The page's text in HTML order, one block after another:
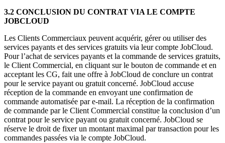
3.2 CONCLUSION DU CONTRAT VIA LE COMPTE
JOBCLOUD
Les Clients Commerciaux peuvent acquérir, gérer ou utiliser des
services payants et des services gratuits via leur compte JobCloud.
Pour l’achat de services payants et la commande de services gratuits,
le Client Commercial, en cliquant sur le bouton de commande et en
acceptant les CG, fait une offre à JobCloud de conclure un contrat
pour le service payant ou gratuit concerné. JobCloud accuse
réception de la commande en envoyant une confirmation de
commande automatisée par e-mail. La réception de la confirmation
de commande par le Client Commercial constitue la conclusion d’un
contrat pour le service payant ou gratuit concerné. JobCloud se
réserve le droit de fixer un montant maximal par transaction pour les
commandes passées via le compte JobCloud.